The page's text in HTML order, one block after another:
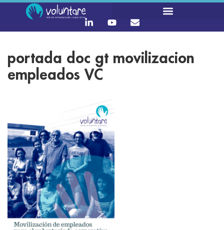
portada doc gt movilizacion
empleados VC